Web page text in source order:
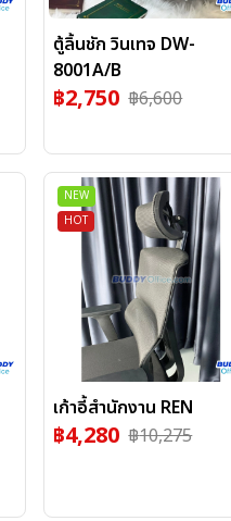
ตู้ลิ้นชัก วินเทจ DW-
8001A/B
฿2,750 ฿6,600
NEW
HOT
เก้าอี้สำนักงาน REN
฿4,280 ฿10,275